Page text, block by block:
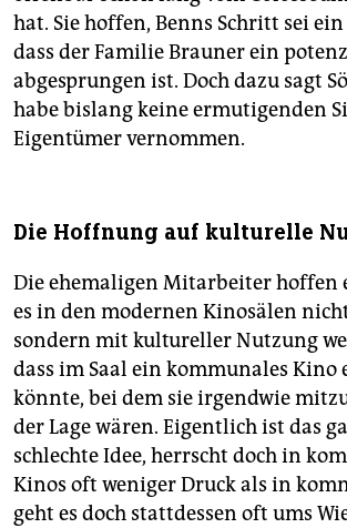
hat. Sie hoffen, Benns Schritt sei
dass der Familie Brauner ein
abgesprungen ist. Doch dazu sagt
habe bislang keine ermutigenden
Eigentümer vernommen.
Die Hoffnung auf kulturelle
Die ehemaligen Mitarbeiter hoffen
es in den modernen Kinosälen
sondern mit kultureller Nutzung
dass im Saal ein kommunales Kino
könnte, bei dem sie irgendwie
der Lage wären. Eigentlich ist das
schlechte Idee, herrscht doch in
Kinos oft weniger Druck als in
geht es doch stattdessen oft ums